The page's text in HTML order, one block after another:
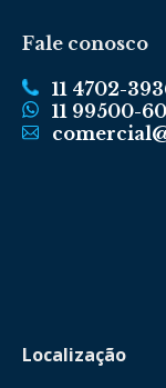
Fale conosco
11 4702-
11 99500-
Localização